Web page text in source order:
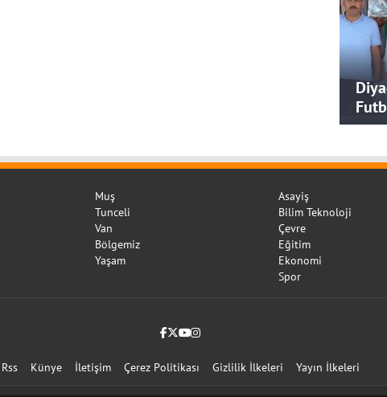
Muş
Tunceli
Van
Bölgemiz
Yaşam
Asayiş
Bilim Teknoloji
Çevre
Eğitim
Ekonomi
Spor
Facebook
Twitter (X)
YouTube
Instagram
Rss Künye İletişim Çerez Politikası Gizlilik İlkeleri Yayın İlkeleri